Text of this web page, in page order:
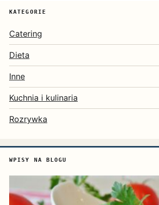
KATEGORIE
Catering
Dieta
Inne
Kuchnia i kulinaria
Rozrywka
WPISY NA BLOGU